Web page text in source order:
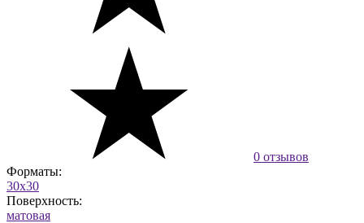
0 отзывов
Форматы:
30x30
Поверхность:
матовая